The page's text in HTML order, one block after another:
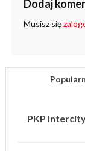
Dodaj
Musisz się
PKP